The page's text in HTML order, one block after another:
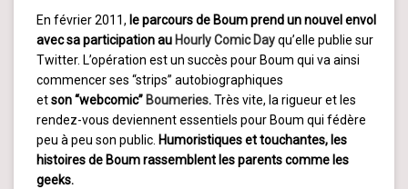
En février 2011, le parcours de Boum prend un nouvel envol
avec sa participation au Hourly Comic Dayqu’elle publie sur
Twitter. L’opération est un succès pour Boum qui va ainsi
commencer ses “strips” autobiographiques
etson “webcomic” Boumeries.Très vite, la rigueur et les
rendez-vous deviennent essentiels pour Boum qui fédère
peu à peu son public. Humoristiques et touchantes, les
histoires de Boum rassemblent les parents comme les
geeks.